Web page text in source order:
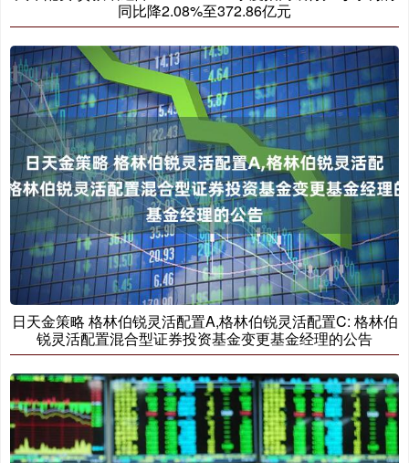
同比降2.08%至372.86亿元
日天金策略 格林伯锐灵活配置A,格林伯锐灵活配置C: 格林伯
锐灵活配置混合型证券投资基金变更基金经理的公告